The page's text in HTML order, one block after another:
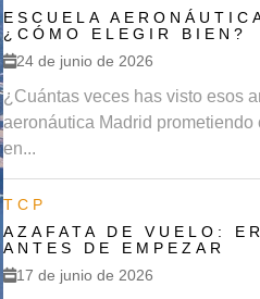
ESCUELA
¿CÓMO ELEGIR BIEN?
24 de junio de 2026
¿Cuántas veces has visto esos
aeronáutica Madrid prometiendo
en...
TCP
AZAFATA DE VUELO:
ANTES DE EMPEZAR
17 de junio de 2026